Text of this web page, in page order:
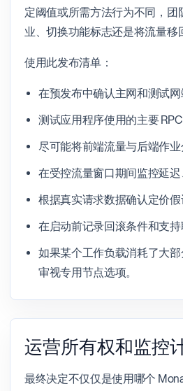
定阈值或所需方法行为不同，团
业、切换功能标志还是将流量移
使用此发布清单：
在预发布中确认主网和测试网
测试应用程序使用的主要 RPC
尽可能将前端流量与后端作业
在受控流量窗口期间监控延迟
根据真实请求数据确认定价假
在启动前记录回滚条件和支持
如果某个工作负载消耗了大
审视专用节点选项。
运营所有权和监控
最终决定不仅仅是使用哪个